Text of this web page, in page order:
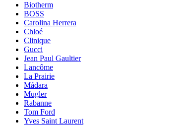
Biotherm
BOSS
Carolina Herrera
Chloé
Clinique
Gucci
Jean Paul Gaultier
Lancôme
La Prairie
Mádara
Mugler
Rabanne
Tom Ford
Yves Saint Laurent